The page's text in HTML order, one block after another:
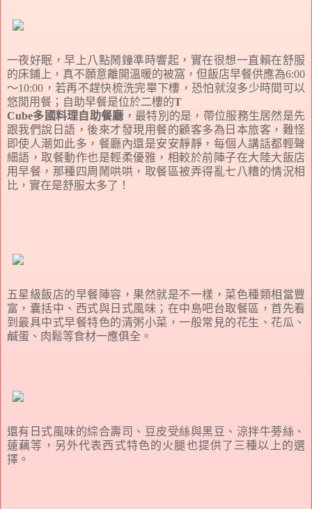
一夜好眠，早上八點鬧鐘準時響起，實在很想一直賴在舒服
的床鋪上，真不願意離開溫暖的被窩，但飯店早餐供應為6:00
～10:00，若再不趕快梳洗完畢下樓，恐怕就沒多少時間可以
悠閒用餐；自助早餐是位於二樓的T
Cube多國料理自助餐廳 ，最特別的是，帶位服務生居然是先
跟我們說日語，後來才發現用餐的顧客多為日本旅客，難怪
即使人潮如此多，餐廳內還是安安靜靜，每個人講話都輕聲
細語，取餐動作也是輕柔優雅，相較於前陣子在大陸大飯店
用早餐，那種四周鬧哄哄，取餐區被弄得亂七八糟的情況相
比，實在是舒服太多了！
五星級飯店的早餐陣容，果然就是不一樣，菜色種類相當豐
富，囊括中、西式與日式風味；在中島吧台取餐區，首先看
到最具中式早餐特色的清粥小菜，一般常見的花生、花瓜、
鹹蛋、肉鬆等食材一應俱全。
還有日式風味的綜合壽司、豆皮受絲與黑豆、涼拌牛蒡絲、
蓮藕等，另外代表西式特色的火腿也提供了三種以上的選
擇。